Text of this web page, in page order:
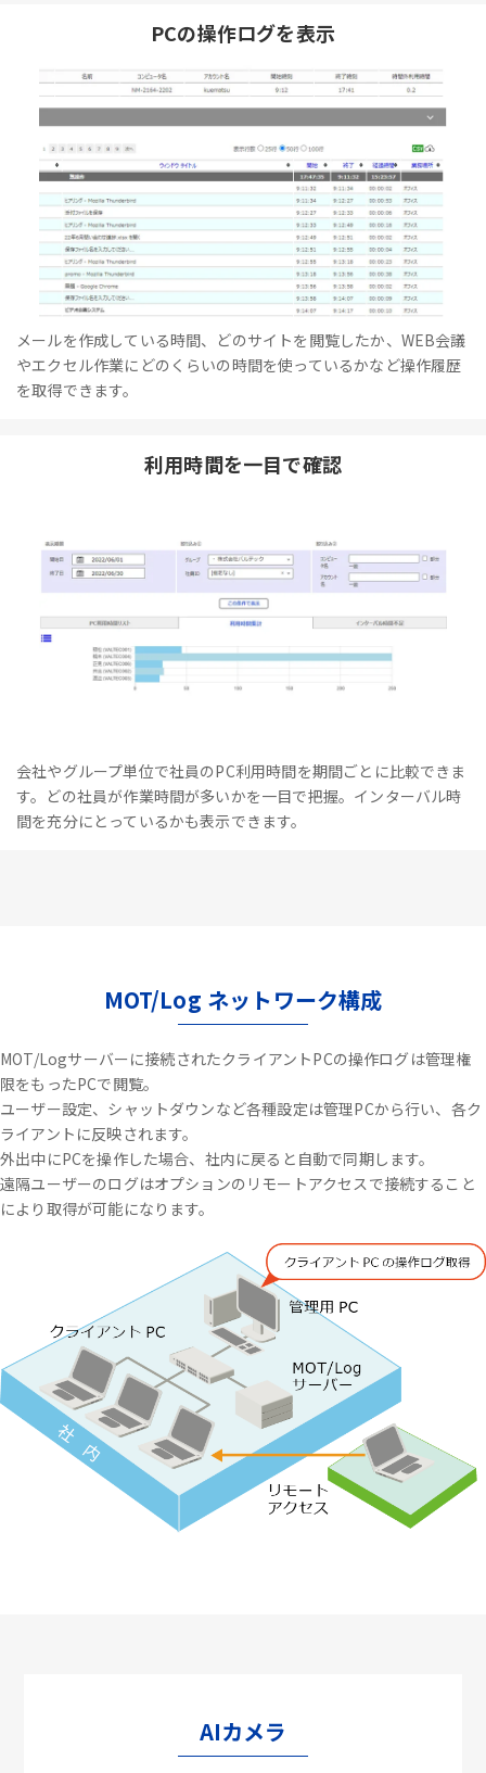
PCの操作ログを表示
メールを作成している時間、どのサイトを閲覧したか、WEB会議
やエクセル作業にどのくらいの時間を使っているかなど操作履歴
を取得できます。
利用時間を一目で確認
会社やグループ単位で社員のPC利用時間を期間ごとに比較できま
す。どの社員が作業時間が多いかを一目で把握。インターバル時
間を充分にとっているかも表示できます。
MOT/Log ネットワーク構成
MOT/Logサーバーに接続されたクライアントPCの操作ログは管理権
限をもったPCで閲覧。
ユーザー設定、シャットダウンなど各種設定は管理PCから行い、各ク
ライアントに反映されます。
外出中にPCを操作した場合、社内に戻ると自動で同期します。
遠隔ユーザーのログはオプションのリモートアクセスで接続すること
により取得が可能になります。
AIカメラ